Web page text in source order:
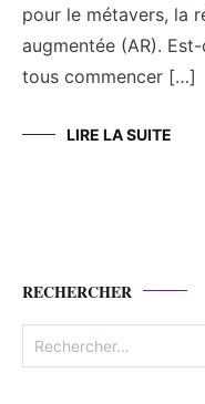
pour le métavers, la
augmentée (AR).
tous commencer […]
LIRE LA SUITE
RECHERCHER